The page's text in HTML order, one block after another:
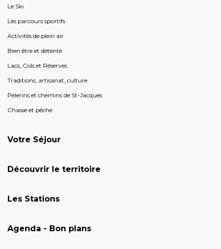
Le Ski
Les parcours sportifs
Activités de plein air
Bien être et détente
Lacs, Cols et Réserves
Traditions, artisanat, culture
Pèlerins et chemins de St-Jacques
Chasse et pêche
Votre Séjour
Découvrir le territoire
Les Stations
Agenda - Bon plans